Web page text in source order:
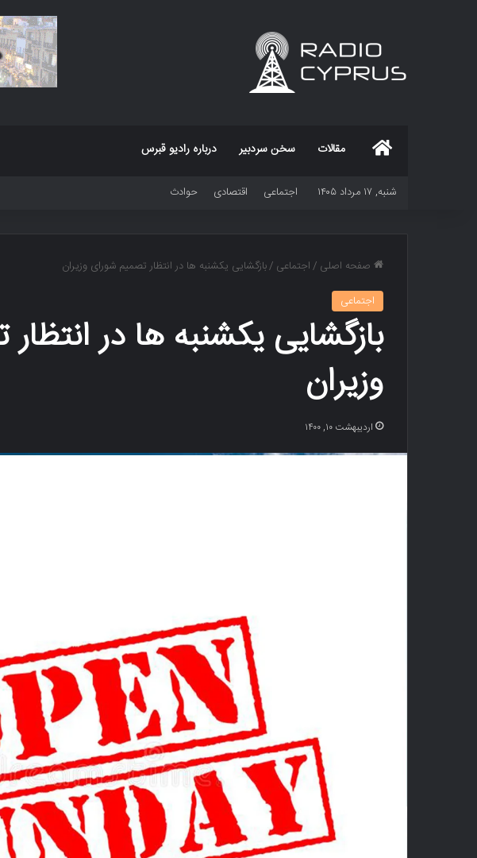
خانه مقالات سخن سردبیر درباره رادیو قبرس
شنبه, ۱۷ مرداد ۱۴۰۵ اجتماعی اقتصادی حوادث
صفحه اصلی /اجتماعی /بازگشایی یکشنبه ها در انتظار تصمیم شورای وزیران
اجتماعی
بازگشایی یکشنبه ها در
وزیران
اردیبهشت ۱۰, ۱۴۰۰